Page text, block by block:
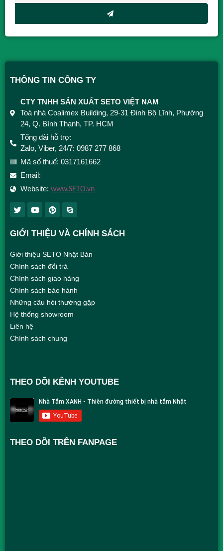
THÔNG TIN CÔNG TY
CTY TNHH SẢN XUẤT SETO VIỆT NAM
Toà nhà Coalimex Building, 29-31 Đinh Bộ Lĩnh, Phường
24, Q. Bình Thạnh, TP. HCM
Tổng đài hỗ trợ:
Zalo, Viber, 24/7: 0987 277 868
Mã số thuế: 0317161662
Email:
Website:www.SETO.vn
GIỚI THIỆU VÀ CHÍNH SÁCH
Giới thiệu SETO Nhật Bản
Chính sách đổi trả
Chính sách giao hàng
Chính sách bảo hành
Những câu hỏi thường gặp
Hệ thống showroom
Liên hệ
Chính sách chung
THEO DÕI KÊNH YOUTUBE
THEO DÕI TRÊN FANPAGE